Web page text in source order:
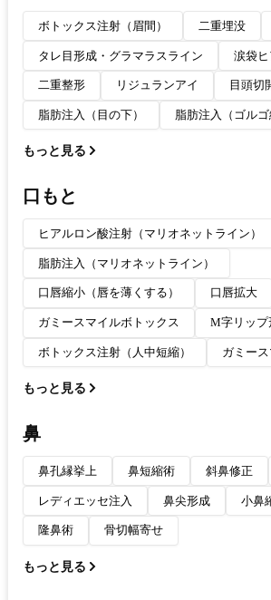
ボトックス注射（眉間） 二重埋没
タレ目形成・グラマラスライン 涙袋
二重整形 リジュランアイ 目頭切
脂肪注入（目の下） 脂肪注入（ゴルゴ
もっと見る
口もと
ヒアルロン酸注射（マリオネットライン）
脂肪注入（マリオネットライン）
口唇縮小（唇を薄くする） 口唇拡大
ガミースマイルボトックス M字リップ
ボトックス注射（人中短縮） ガミー
もっと見る
鼻
鼻孔縁挙上 鼻短縮術 斜鼻修正
レディエッセ注入 鼻尖形成 小鼻
隆鼻術 骨切幅寄せ
もっと見る